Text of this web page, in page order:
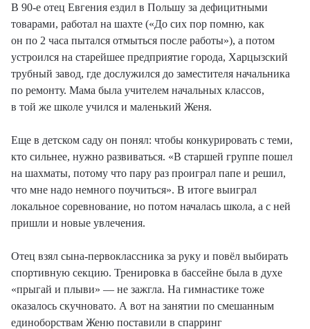
В 90-е отец Евгения ездил в Польшу за дефицитными
товарами, работал на шахте («До сих пор помню, как
он по 2 часа пытался отмыться после работы»), а потом
устроился на старейшее предприятие города, Харцызский
трубный завод, где дослужился до заместителя начальника
по ремонту. Мама была учителем начальных классов,
в той же школе учился и маленький Женя.
Еще в детском саду он понял: чтобы конкурировать с теми,
кто сильнее, нужно развиваться. «В старшей группе пошел
на шахматы, потому что пару раз проиграл папе и решил,
что мне надо немного поучиться». В итоге выиграл
локальное соревнование, но потом началась школа, а с ней
пришли и новые увлечения.
Отец взял сына-первоклассника за руку и повёл выбирать
спортивную секцию. Тренировка в бассейне была в духе
«прыгай и плыви» — не зажгла. На гимнастике тоже
оказалось скучновато. А вот на занятии по смешанным
единоборствам Женю поставили в спарринг